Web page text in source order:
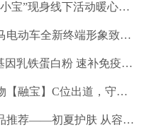
[商业信息]抖音达人“心愿家小宝”现身线下活动暖心为粉丝送七夕礼物
[商业信息]终端再升级！立马电动车全新终端形象致趣2.0版正式上线！
[商业信息]新西兰EZZ发明基因乳铁蛋白粉 速补免疫力开创乳铁蛋白基因时代
[商业信息]融侨幼儿园吉祥物【融宝】C位出道，守护孩子成长
[商业信息]星咖优选夏日优品推荐——初夏护肤 从容迎接盛夏暴击